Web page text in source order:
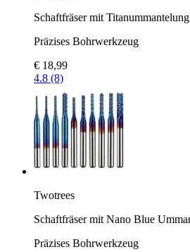
Schaftfräser mit
Präzises Bohrwerkzeug
€ 18,99
4.8 (8)
Twotrees
Schaftfräser mit Nano Blue
Präzises Bohrwerkzeug